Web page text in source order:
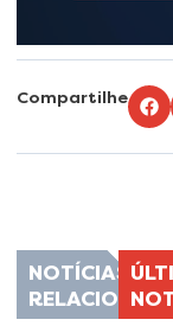
Compartilhe
NOTÍCIAS